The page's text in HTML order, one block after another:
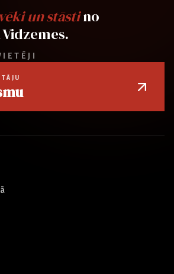
un stāstino